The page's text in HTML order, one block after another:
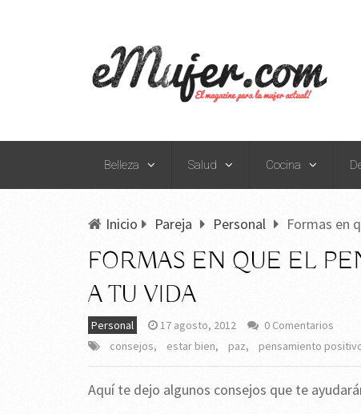
Belleza Salud Cocina
Inicio Pareja Personal Formas en
FORMAS EN QUE EL
A TU VIDA
Personal 17 agosto, 2012
0 Comentarios
consejos, estar bien, paz, pensamiento
Aquí te dejo algunos consejos que te